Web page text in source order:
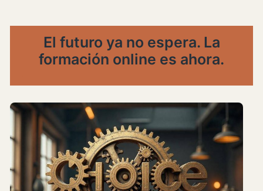
El futuro ya no espera. La
formación online es ahora.